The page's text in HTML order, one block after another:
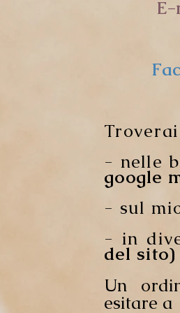
- nelle
google
- sul
- in
del sito)
Un
esitare a